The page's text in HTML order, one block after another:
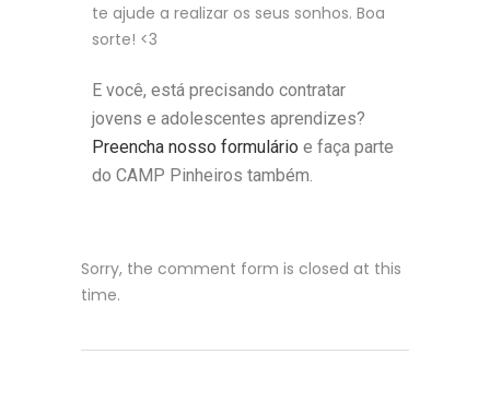
te ajude a realizar os seus sonhos. Boa
sorte! <3
E você, está precisando contratar
jovens e adolescentes aprendizes?
Preencha nosso formulário e faça parte
do CAMP Pinheiros também.
Sorry, the comment form is closed at this
time.